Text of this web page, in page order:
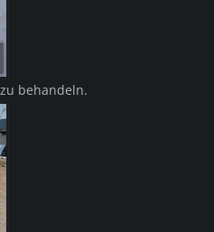
behandeln.